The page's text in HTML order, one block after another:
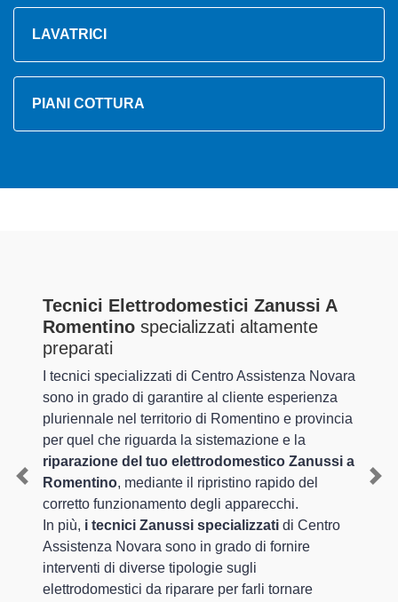
LAVATRICI
PIANI COTTURA
Tecnici Elettrodomestici Zanussi A
Romentino specializzati altamente
preparati
I tecnici specializzati di Centro Assistenza Novara
sono in grado di garantire al cliente esperienza
pluriennale nel territorio di Romentino e provincia
per quel che riguarda la sistemazione e la
riparazione del tuo elettrodomestico Zanussi a
Romentino, mediante il ripristino rapido del
corretto funzionamento degli apparecchi.
In più, i tecnici Zanussi specializzati di Centro
Assistenza Novara sono in grado di fornire
interventi di diverse tipologie sugli
elettrodomestici da riparare per farli tornare
Previous